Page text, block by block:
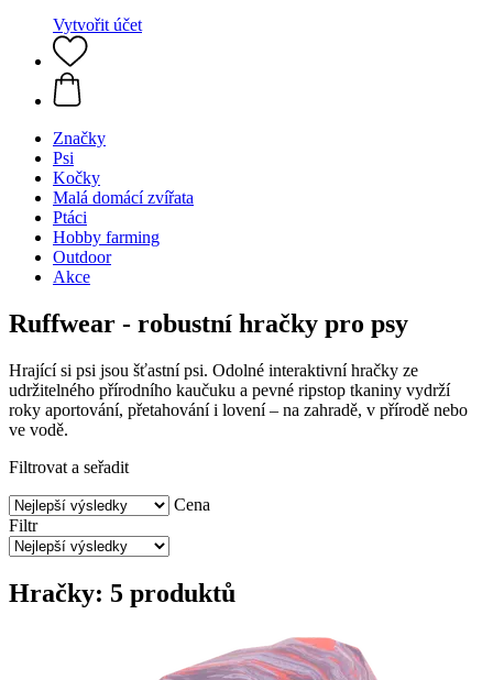
Vytvořit účet
Značky
Psi
Kočky
Malá domácí zvířata
Ptáci
Hobby farming
Outdoor
Akce
Ruffwear - robustní hračky pro psy
Hrající si psi jsou šťastní psi. Odolné interaktivní hračky ze
udržitelného přírodního kaučuku a pevné ripstop tkaniny vydrží
roky aportování, přetahování i lovení – na zahradě, v přírodě nebo
ve vodě.
Filtrovat a seřadit
Cena
Filtr
Hračky: 5 produktů